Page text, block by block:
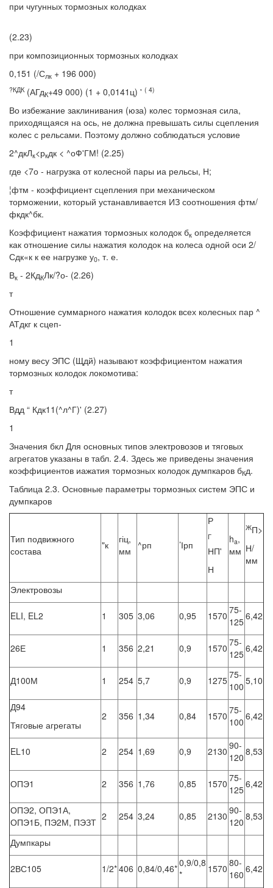
при чугунных тормозных колодках
(2.23)
при композиционных тормозных колодках
0,151 (/Слк + 196 000)
?КДК (АГдК+49 000) (1 + 0,0141ц) ' ( 4)
Во избежание заклинивания (юза) колес тормозная сила,
приходящаяся на ось, не должна превышать силы сцепления
колес с рельсами. Поэтому должно соблюдаться условие
2^дкЛк<ркдк < ^оФ'ГМ! (2.25)
где <7о - нагрузка от колесной пары иа рельсы, Н;
¦фтм - коэффициент сцепления при механическом
торможении, который устанавливается ИЗ соотношения фтм/
фкдк^бк.
Коэффициент нажатия тормозных колодок бк определяется
как отношение силы нажатия колодок на колеса одной оси 2/
Сдк«к к ее нагрузке у0, т. е.
Вк - 2КдКЛк/?о- (2.26)
т
Отношение суммарного нажатия колодок всех колесных пар ^
АТдкг к сцеп-
1
ному весу ЭПС (Щдй) называют коэффициентом нажатия
тормозных колодок локомотива:
т
Вдд “ Кдк11(^л^Г)' (2.27)
1
Значения бкл Для основных типов электровозов и тяговых
агрегатов указаны в табл. 2.4. Здесь же приведены значения
коэффициентов иажатия тормозных колодок думпкаров бКд.
Таблица 2.3. Основные параметры тормозных систем ЭПС и
думпкаров
Тип подвижного
состава
"к
гіц,
мм ^рп ’Ірп
Р
Г
НП'
Н
ha,
мм
ЖП>
Н/
мм
Электровозы
ELI, EL2 1 305 3,06 0,95 1570 75-
1256,42
26Е 1 356 2,21 0,9 1570 75-
1256,42
Д100М 1 254 5,7 0,9 127575-
100 5,10
Д94
Тяговые агрегаты
2 356 1,34 0,84 1570 75-
100 6,42
EL10 2 254 1,69 0,9 2130 90-
120 8,53
ОПЭ1 2 356 1,76 0,85 1570 75-
1256,42
ОПЭ2, ОПЭ1А,
ОПЭ1Б, ПЭ2М, ПЭЗТ 2 254 3,24 0,85 2130 90-
120 8,53
Думпкары
2ВС105 1/2*406 0,84/0,46*0,9/0,8
*
1570 80-
160 6,42